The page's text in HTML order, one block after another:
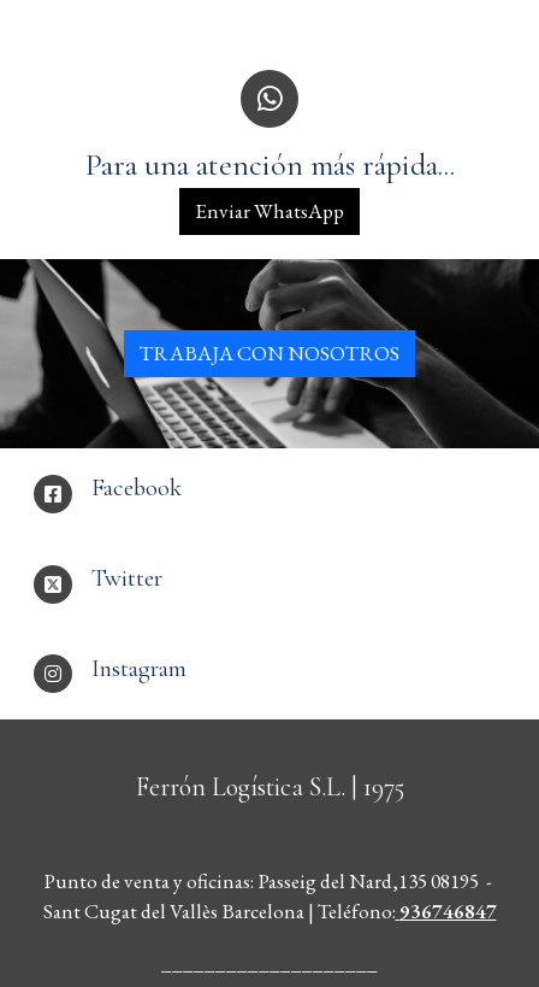
Para una atención más rápida...
Enviar WhatsApp
TRABAJA CON NOSOTROS
Facebook
Twitter
Instagram
Ferrón Logística S.L. | 1975
Punto de venta y oficinas: Passeig del Nard,135 08195 -
Sant Cugat del Vallès Barcelona | Teléfono: 936746847